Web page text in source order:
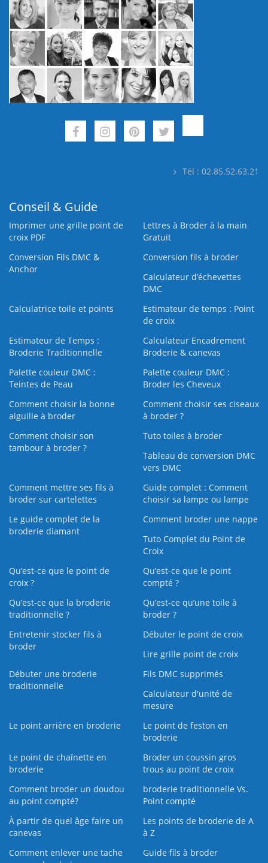
Tél : 02.85.52.63.21
Conseil & Guide
Imprimer une grille point de
croix PDF
Lettres à Broder à la main
Gratuit
Conversion Fils DMC &
Anchor
Conversion fils à broder
Calculateur d’échevettes
DMC
Calculatrice toile et points
Estimateur de temps : Point
de croix
Estimateur de Temps :
Broderie Traditionnelle
Calculateur Encadrement
Broderie & canevas
Palette couleur DMC :
Teintes de Peau
Palette couleur DMC :
Broder les Cheveux
Comment choisir la bonne
aiguille à broder
Comment choisir ses ciseaux
à broder ?
Comment choisir son
tambour à broder ?
Tuto toiles à broder
Tableau de conversion DMC
vers DMC
Comment mettre ses fils à
broder sur cartelettes
Guide complet : Comment
choisir sa lampe ou lampe
Le guide complet de la
broderie diamant
Comment broder une nappe
Tuto Complet du Point de
Croix
Qu’est-ce que le point de
croix ?
Qu’est-ce que le point
compté ?
Qu’est-ce que la broderie
traditionnelle ?
Qu’est‑ce qu’une toile à
broder ?
Entretenir stocker fils à
broder
Débuter le point de croix
Lire grille point de croix
Débuter une broderie
traditionnelle
Fils DMC supprimés
Calculateur d'unité de
mesure
Le point arrière en broderie
Le point de feston en
broderie
Le point de chaînette en
broderie
Broder un coussin gros
trous au point de croix
Comment broder un doudou
au point compté?
broderie traditionnelle Vs.
Point compté
À partir de quel âge faire un
canevas
Les points de broderie de A
à Z
Comment enlever une tache
Guide fils à broder